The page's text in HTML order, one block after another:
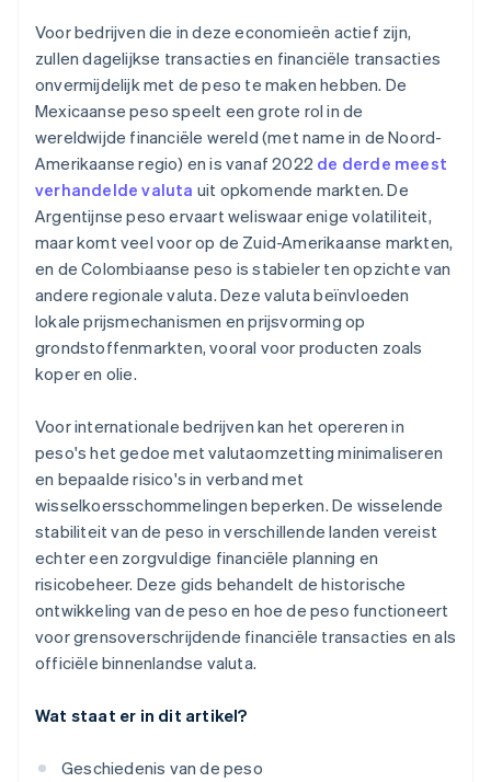
Voor bedrijven die in deze economieën actief zijn,
zullen dagelijkse transacties en financiële transacties
onvermijdelijk met de peso te maken hebben. De
Mexicaanse peso speelt een grote rol in de
wereldwijde financiële wereld (met name in de Noord-
Amerikaanse regio) en is vanaf 2022 de derde meest
verhandelde valuta uit opkomende markten. De
Argentijnse peso ervaart weliswaar enige volatiliteit,
maar komt veel voor op de Zuid-Amerikaanse markten,
en de Colombiaanse peso is stabieler ten opzichte van
andere regionale valuta. Deze valuta beïnvloeden
lokale prijsmechanismen en prijsvorming op
grondstoffenmarkten, vooral voor producten zoals
koper en olie.
Voor internationale bedrijven kan het opereren in
peso's het gedoe met valutaomzetting minimaliseren
en bepaalde risico's in verband met
wisselkoersschommelingen beperken. De wisselende
stabiliteit van de peso in verschillende landen vereist
echter een zorgvuldige financiële planning en
risicobeheer. Deze gids behandelt de historische
ontwikkeling van de peso en hoe de peso functioneert
voor grensoverschrijdende financiële transacties en als
officiële binnenlandse valuta.
Wat staat er in dit artikel?
Geschiedenis van de peso